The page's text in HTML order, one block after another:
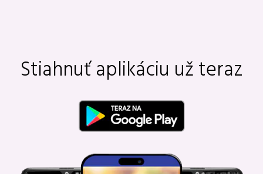
Stiahnuť aplikáciu už teraz